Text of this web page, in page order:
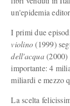
un'epidemia
I primi due
violino(1999)
dell'acqua(2000)
importante: 4
miliardi e mezzo
La scelta